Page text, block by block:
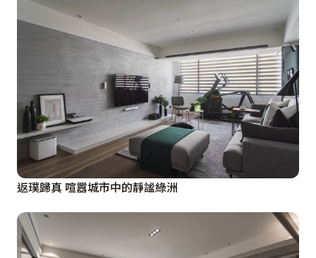
返璞歸真 喧囂城市中的靜謐綠洲